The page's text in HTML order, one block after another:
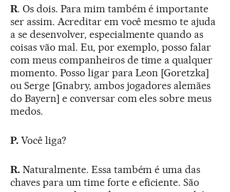
R. Os dois. Para mim também é importante
ser assim. Acreditar em você mesmo te ajuda
a se desenvolver, especialmente quando as
coisas vão mal. Eu, por exemplo, posso falar
com meus companheiros de time a qualquer
momento. Posso ligar para Leon [Goretzka]
ou Serge [Gnabry, ambos jogadores alemães
do Bayern] e conversar com eles sobre meus
medos.
P.Você liga?
R.Naturalmente. Essa também é uma das
chaves para um time forte e eficiente. São